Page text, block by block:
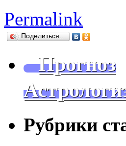
Permalink
Поделиться…
Прогноз
Рубрики